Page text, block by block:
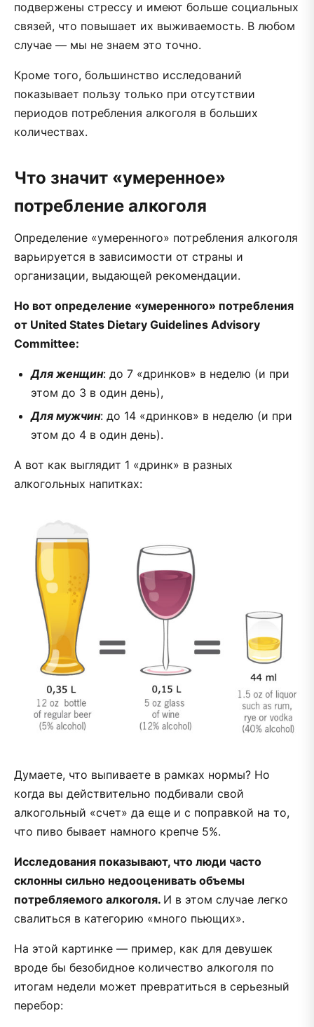
подвержены стрессу и имеют больше социальных
связей, что повышает их выживаемость. В любом
случае — мы не знаем это точно.
Кроме того, большинство исследований
показывает пользу только при отсутствии
периодов потребления алкоголя в больших
количествах.
Что значит «умеренное»
потребление алкоголя
Определение «умеренного» потребления алкоголя
варьируется в зависимости от страны и
организации, выдающей рекомендации.
Но вот определение «умеренного» потребления
от United States Dietary Guidelines Advisory
Committee:
Для женщин: до 7 «дринков» в неделю (и при
этом до 3 в один день),
Для мужчин: до 14 «дринков» в неделю (и при
этом до 4 в один день).
А вот как выглядит 1 «дринк» в разных
алкогольных напитках:
Думаете, что выпиваете в рамках нормы? Но
когда вы действительно подбивали свой
алкогольный «счет» да еще и с поправкой на то,
что пиво бывает намного крепче 5%.
Исследования показывают, что люди часто
склонны сильно недооценивать объемы
потребляемого алкоголя. И в этом случае легко
свалиться в категорию «много пьющих».
На этой картинке — пример, как для девушек
вроде бы безобидное количество алкоголя по
итогам недели может превратиться в серьезный
перебор: